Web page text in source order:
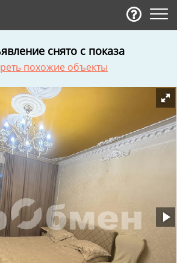
снято с показа
похожие объекты